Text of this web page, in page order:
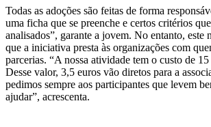
Todas as adoções são feitas de forma
uma ficha que se preenche e certos critérios
analisados”, garante a jovem. No entanto, este
que a iniciativa presta às organizações com
parcerias. “A nossa atividade tem o custo de 15
Desse valor, 3,5 euros vão diretos para a
pedimos sempre aos participantes que levem
ajudar”, acrescenta.